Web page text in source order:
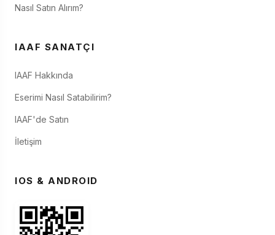
Nasıl Satın Alırım?
IAAF SANATÇI
IAAF Hakkında
Eserimi Nasıl Satabilirim?
IAAF'de Satın
İletişim
IOS & ANDROID